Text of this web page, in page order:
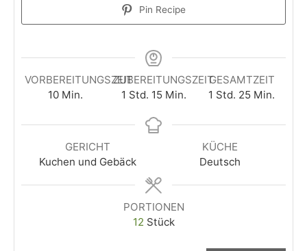
Pin Recipe
VORBEREITUNGSZEIT
10 Min.
ZUBEREITUNGSZEIT
1 Std. 15 Min.
GESAMTZEIT
1 Std. 25 Min.
GERICHT
Kuchen und Gebäck
KÜCHE
Deutsch
PORTIONEN
12 Stück